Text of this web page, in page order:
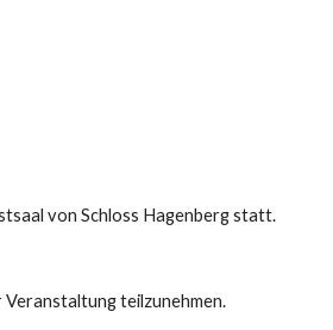
von Schloss Hagenberg statt.
teilzunehmen.